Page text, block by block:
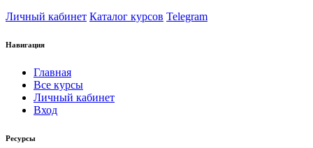
Личный кабинет Каталог курсов Telegram
Навигация
Главная
Все курсы
Личный кабинет
Вход
Ресурсы